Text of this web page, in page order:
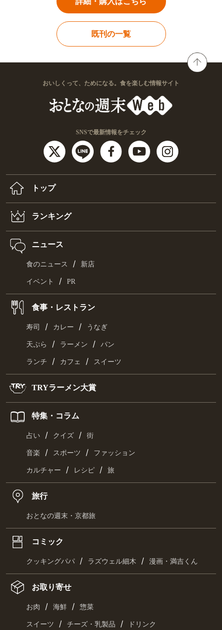
既刊の一覧
おいしくって、ためになる。食を楽しむ情報サイト
SNSで最新情報をチェック
トップ
ランキング
ニュース
食のニュース / 新店
イベント / PR
食事・レストラン
寿司 / カレー / うなぎ
天ぷら / ラーメン / パン
ランチ / カフェ / スイーツ
TRYラーメン大賞
特集・コラム
占い / クイズ / 街
音楽 / スポーツ / ファッション
カルチャー / レシピ / 旅
旅行
おとなの週末・京都旅
コミック
クッキングパパ / ラズウェル細木 / 漫画・満吉くん
お取り寄せ
お肉 / 海鮮 / 惣菜
スイーツ / チーズ・乳製品 / ドリンク